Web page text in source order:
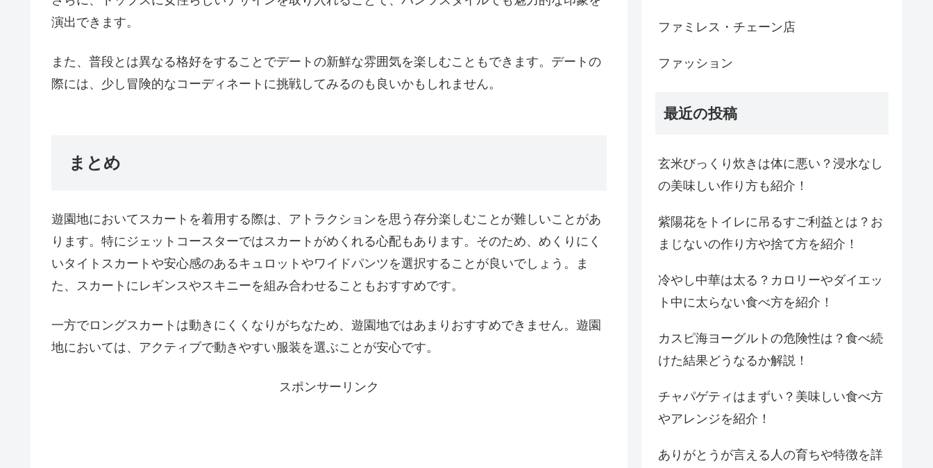
演出できます。
また、普段とは異なる格好をすることでデートの新鮮な雰囲気を楽しむこともできます。デートの
際には、少し冒険的なコーディネートに挑戦してみるのも良いかもしれません。
まとめ
遊園地においてスカートを着用する際は、アトラクションを思う存分楽しむことが難しいことがあ
ります。特にジェットコースターではスカートがめくれる心配もあります。そのため、めくりにく
いタイトスカートや安心感のあるキュロットやワイドパンツを選択することが良いでしょう。ま
た、スカートにレギンスやスキニーを組み合わせることもおすすめです。
一方でロングスカートは動きにくくなりがちなため、遊園地ではあまりおすすめできません。遊園
地においては、アクティブで動きやすい服装を選ぶことが安心です。
スポンサーリンク
ファミレス・チェーン店
ファッション
最近の投稿
玄米びっくり炊きは体に悪い？浸水なし
の美味しい作り方も紹介！
紫陽花をトイレに吊るすご利益とは？お
まじないの作り方や捨て方を紹介！
冷やし中華は太る？カロリーやダイエッ
ト中に太らない食べ方を紹介！
カスピ海ヨーグルトの危険性は？食べ続
けた結果どうなるか解説！
チャパゲティはまずい？美味しい食べ方
やアレンジを紹介！
ありがとうが言える人の育ちや特徴を詳